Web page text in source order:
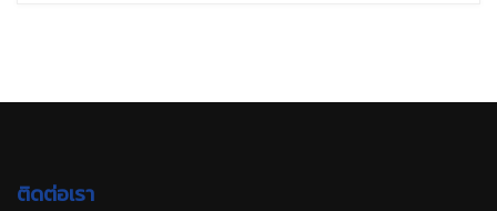
ติดต่อเรา